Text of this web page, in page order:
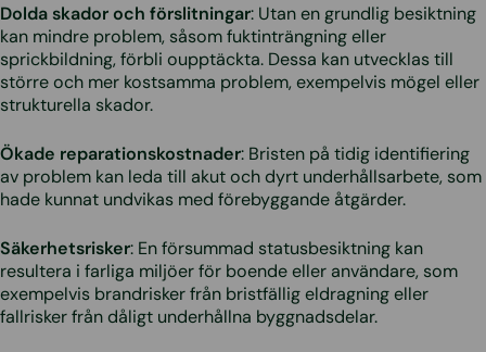
Dolda skador och förslitningar: Utan en grundlig besiktning
kan mindre problem, såsom fuktinträngning eller
sprickbildning, förbli oupptäckta. Dessa kan utvecklas till
större och mer kostsamma problem, exempelvis mögel eller
strukturella skador.
Ökade reparationskostnader: Bristen på tidig identifiering
av problem kan leda till akut och dyrt underhållsarbete, som
hade kunnat undvikas med förebyggande åtgärder.
Säkerhetsrisker: En försummad statusbesiktning kan
resultera i farliga miljöer för boende eller användare, som
exempelvis brandrisker från bristfällig eldragning eller
fallrisker från dåligt underhållna byggnadsdelar.